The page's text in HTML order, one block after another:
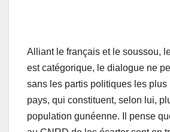
Alliant le français et le soussou,
est catégorique, le dialogue ne
sans les partis politiques les plus
pays, qui constituent, selon lui,
population gunéenne. Il pense